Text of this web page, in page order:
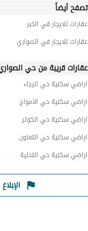
تصفح أيضاً
عقارات للايجار في الخبر
عقارات للايجار في الصواري
عقارات قريبة من حي
اراضي سكنية حي الرجاء
اراضي سكنية حي الأمواج
اراضي سكنية حي الكوثر
اراضي سكنية حي التعاون
اراضي سكنية حي التحلية